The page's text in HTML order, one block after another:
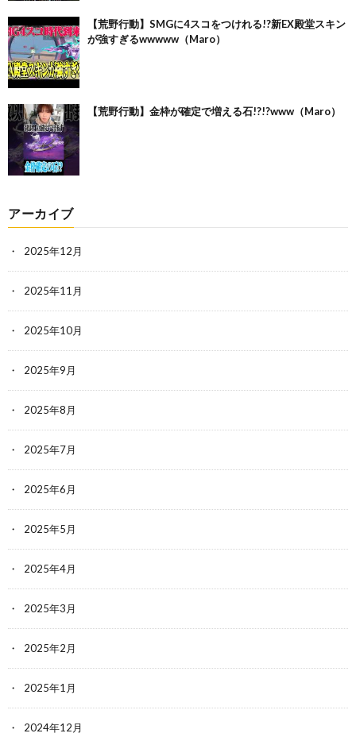
【荒野行動】SMGに4スコをつけれる!?新EX殿堂スキン
が強すぎるwwwww（Maro）
【荒野行動】金枠が確定で増える石!?!?www（Maro）
アーカイブ
2025年12月
2025年11月
2025年10月
2025年9月
2025年8月
2025年7月
2025年6月
2025年5月
2025年4月
2025年3月
2025年2月
2025年1月
2024年12月